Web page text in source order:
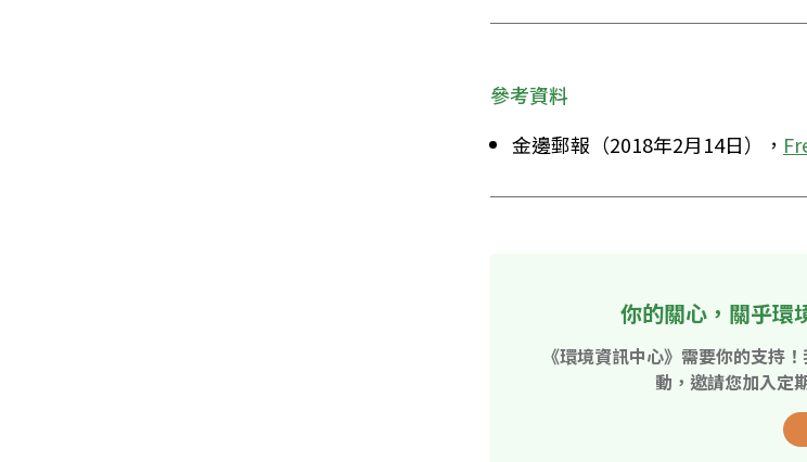
參考資料
金邊郵報（2018年2月14日），
你的關心，關乎環
《環境資訊中心》需要你的支持
動，邀請您加入定